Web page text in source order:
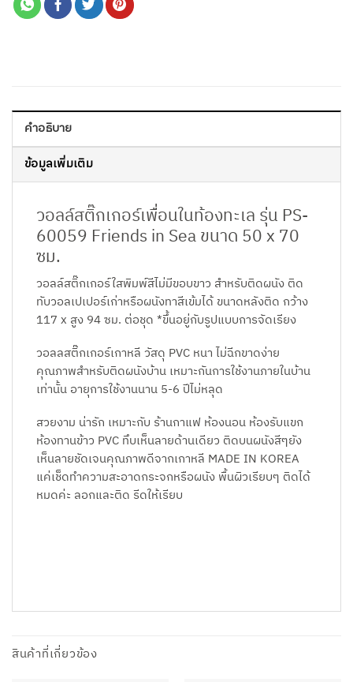
คำอธิบาย
ข้อมูลเพิ่มเติม
วอลล์สติ๊กเกอร์เพื่อนในท้องทะเล รุ่น PS-
60059 Friends in Sea ขนาด 50 x 70
ซม.
วอลล์สติ๊กเกอร์ใสพิมพ์สีไม่มีขอบขาว สำหรับติดผนัง ติด
ทับวอลเปเปอร์เก่าหรือผนังทาสีเข้มได้ ขนาดหลังติด กว้าง
117 x สูง 94 ซม. ต่อชุด *ขึ้นอยู่กับรูปแบบการจัดเรียง
วอลลสติ๊กเกอร์เกาหลี วัสดุ PVC หนา ไม่ฉีกขาดง่าย
คุณภาพสำหรับติดผนังบ้าน เหมาะกันการใช้งานภายในบ้าน
เท่านั้น อายุการใช้งานนาน 5-6 ปีไม่หลุด
สวยงาม น่ารัก เหมาะกับ ร้านกาแฟ ห้องนอน ห้องรับแขก
ห้องทานข้าว PVC ทึบเห็นลายด้านเดียว ติดบนผนังสีๆยัง
เห็นลายชัดเจนคุณภาพดีจากเกาหลี MADE IN KOREA
แค่เช็ดทำความสะอาดกระจกหรือผนัง พื้นผิวเรียบๆ ติดได้
หมดค่ะ ลอกและติด รีดให้เรียบ
สินค้าที่เกี่ยวข้อง